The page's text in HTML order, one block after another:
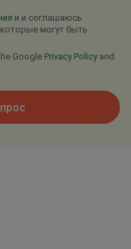
и и соглашаюсь
могут быть
Google Privacy Policyand